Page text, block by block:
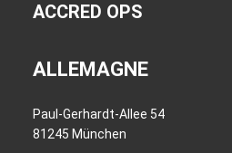
ACCRED OPS
ALLEMAGNE
Paul-Gerhardt-Allee 54
81245 München